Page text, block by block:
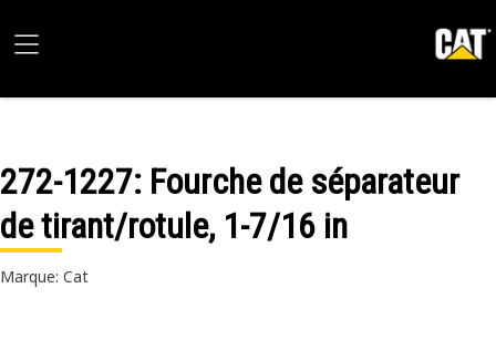
272-1227: Fourche de séparateur
de tirant/rotule, 1-7/16 in
Marque: Cat